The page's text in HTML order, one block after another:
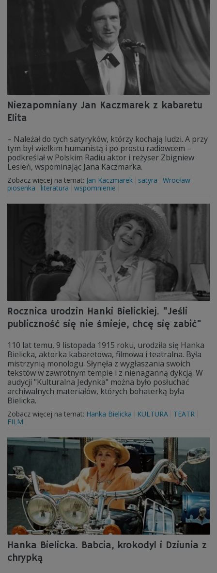
Niezapomniany Jan Kaczmarek z kabaretu
Elita
– Należał do tych satyryków, którzy kochają ludzi. A przy
tym był wielkim humanistą i po prostu radiowcem –
podkreślał w Polskim Radiu aktor i reżyser Zbigniew
Lesień, wspominając Jana Kaczmarka.
Zobacz więcej na temat: Jan Kaczmarek satyra
Wrocław
piosenka
literatura wspomnienie
Rocznica urodzin Hanki Bielickiej. "Jeśli
publiczność się nie śmieje, chcę się zabić"
110 lat temu, 9 listopada 1915 roku, urodziła się Hanka
Bielicka, aktorka kabaretowa, filmowa i teatralna. Była
mistrzynią monologu. Słynęła z wygłaszania swoich
tekstów w zawrotnym tempie i z nienaganną dykcją. W
audycji "Kulturalna Jedynka" można było posłuchać
archiwalnych materiałów, których bohaterką była
Bielicka.
Zobacz więcej na temat: Hanka Bielicka KULTURA
TEATR
FILM
Hanka Bielicka. Babcia, krokodyl i Dziunia z
chrypką